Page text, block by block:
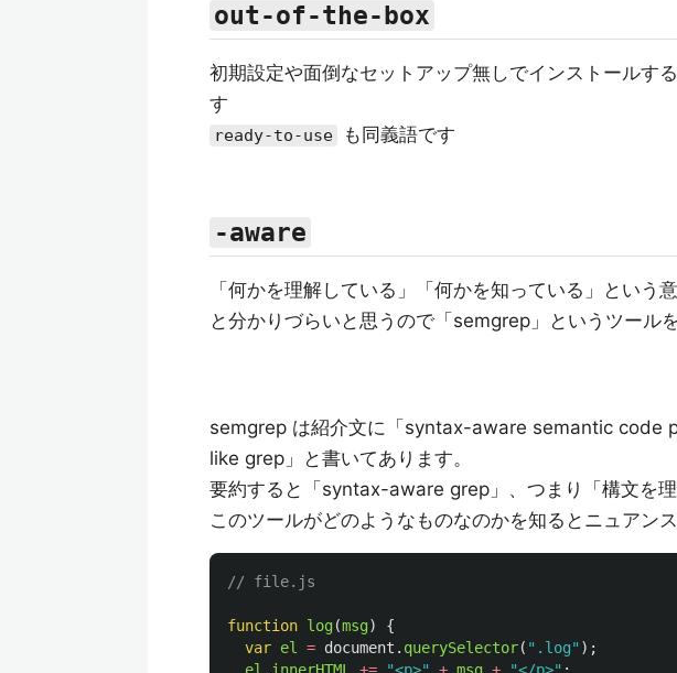
out-of-the-box
初期設定や面倒なセットアップ無しでインストールす
す
ready-to-use も同義語です
-aware
「何かを理解している」「何かを知っている」という
と分かりづらいと思うので「semgrep」というツール
semgrep は紹介文に「syntax-aware semantic code
like grep」と書いてあります。
要約すると「syntax-aware grep」、つまり「構文を
このツールがどのようなものなのかを知るとニュアン
// file.js
function log(msg)
{
var el = document . querySelector( " .log" );